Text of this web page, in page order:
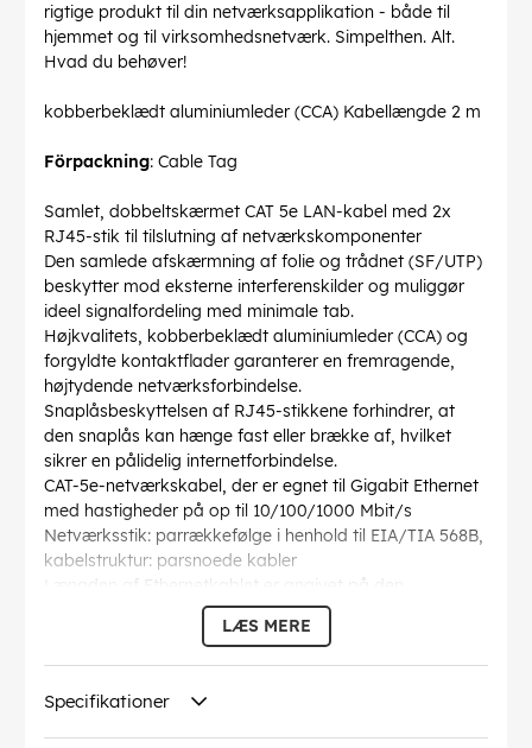
rigtige produkt til din netværksapplikation - både til
hjemmet og til virksomhedsnetværk. Simpelthen. Alt.
Hvad du behøver!
kobberbeklædt aluminiumleder (CCA) Kabellængde 2 m
Förpackning: Cable Tag
Samlet, dobbeltskærmet CAT 5e LAN-kabel med 2x
RJ45-stik til tilslutning af netværkskomponenter
Den samlede afskærmning af folie og trådnet (SF/UTP)
beskytter mod eksterne interferenskilder og muliggør
ideel signalfordeling med minimale tab.
Højkvalitets, kobberbeklædt aluminiumleder (CCA) og
forgyldte kontaktflader garanterer en fremragende,
højtydende netværksforbindelse.
Snaplåsbeskyttelsen af RJ45-stikkene forhindrer, at
den snaplås kan hænge fast eller brække af, hvilket
sikrer en pålidelig internetforbindelse.
CAT-5e-netværkskabel, der er egnet til Gigabit Ethernet
med hastigheder på op til 10/100/1000 Mbit/s
Netværksstik: parrækkefølge i henhold til EIA/TIA 568B,
kabelstruktur: parsnoede kabler
Længden af Ethernetkablet er angivet på den
overstøbte, slanke bøjningsbeskyttelsesmuffe på det
AWG: 26/7 (stranded)
Specifikation: CAT 5e
Kabelkappen diameter: 5.5 mm
LÆS MERE
Specifikationer